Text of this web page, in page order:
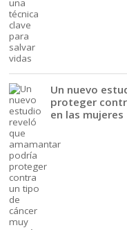
Un nuevo
proteger
en las mujeres